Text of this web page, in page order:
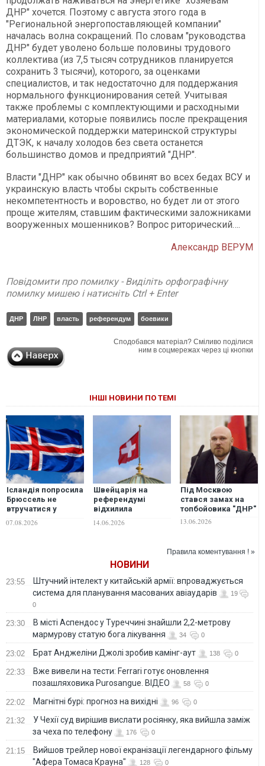
ДНР" хочется. Поэтому с августа этого года в
"Региональной энергопоставляющей компании"
началась волна сокращений. По словам "руководства
ДНР" будет уволено больше половины трудового
коллектива (из 7,5 тысяч сотрудников планируется
сохранить 3 тысячи), которого, за оценками
специалистов, и так недостаточно для поддержания
нормального функционирования сетей. Учитывая
также проблемы с комплектующими и расходными
материалами, которые появились после прекращения
экономической поддержки материнской структуры
ДТЭК, к началу холодов без света останется
большинство домов и предприятий "ДНР".
Власти "ДНР" как обычно обвинят во всех бедах ВСУ и
украинскую власть чтобы скрыть собственные
некомпетентность и воровство, но будет ли от этого
проще жителям, ставшим фактическими заложниками
вооруженных мошенников? Вопрос риторический….
Александр ВЕРУМ
Повідомити про помилку - Виділіть орфографічну
помилку мишею і натисніть Ctrl + Enter
ДНР ЛНР власть референдум боевики
Сподобався матеріал? Сміливо поділися
ним в соцмережах через ці кнопки
ІНШІ НОВИНИ ПО ТЕМІ
Ісландія попросила
Брюссель не
втручатися у
ЄС
07.08.2026
Швейцарія на
референдумі
відхилила
обмежити
14.06.2026
Під Москвою
стався замах на
топбойовика "ДНР"
13.06.2026
Правила коментування ! »
НОВИНИ
23:55
Штучний інтелект у китайській армії: впроваджується
система для планування масованих авіаударів
19
0
23:30
В місті Аспендос у Туреччині знайшли 2,2-метрову
мармурову статую бога лікування
34 0
23:02 Брат Анджеліни Джолі зробив камінг-аут 138 0
22:33
Вже вивели на тести: Ferrari готує оновлення
позашляховика Purosangue. ВІДЕО
58 0
22:02 Магнітні бурі: прогноз на вихідні 96 0
21:32
У Чехії суд вирішив вислати росіянку, яка вийшла заміж
за чеха по телефону
176 0
21:15
Вийшов трейлер нової екранізації легендарного фільму
"Афера Томаса Крауна"
128 0